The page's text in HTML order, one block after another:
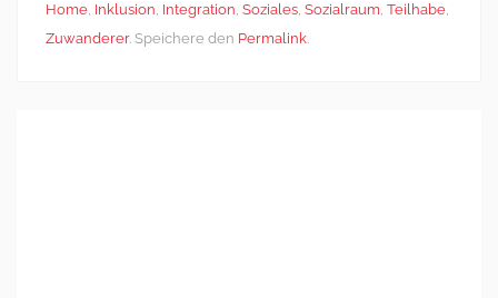
Home, Inklusion, Integration, Soziales, Sozialraum, Teilhabe,
Zuwanderer. Speichere den Permalink.